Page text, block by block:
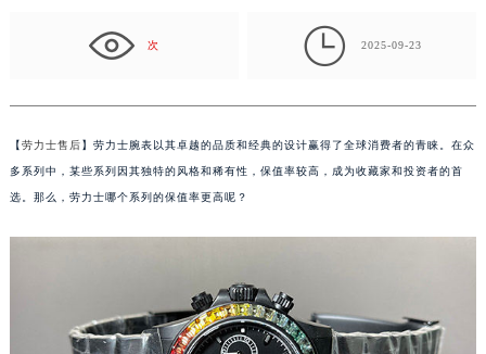
次  2025-09-23
【劳力士售后】劳力士腕表以其卓越的品质和经典的设计赢得了全球消费者的青睐。在众
多系列中，某些系列因其独特的风格和稀有性，保值率较高，成为收藏家和投资者的首
选。那么，劳力士哪个系列的保值率更高呢？